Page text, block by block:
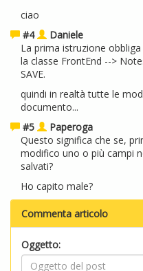
ciao
#4
Daniele
La prima istruzione
la classe FrontEnd -->
SAVE.
quindi in realtà tutte le
documento...
#5
Paperoga
Questo significa che se,
modifico uno o più campi
salvati?
Ho capito male?
Commenta articolo
Oggetto: